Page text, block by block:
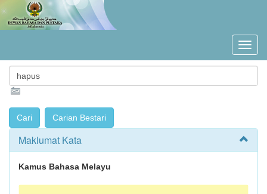
Maklumat Kata
Kamus Bahasa Melayu